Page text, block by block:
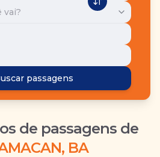
vai?
passagens
de passagens de
BA